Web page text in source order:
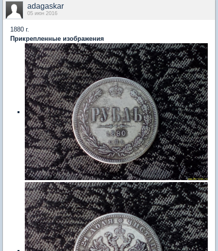
adagaskar
05 июн 2016
1880 г.
Прикрепленные изображения